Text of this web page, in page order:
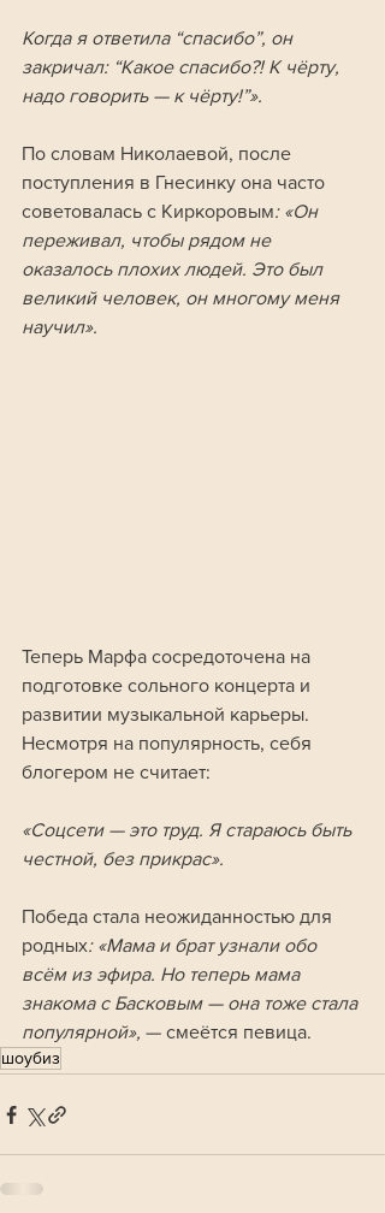
Когда я ответила “спасибо”, он
закричал: “Какое спасибо?! К чёрту,
надо говорить — к чёрту!”».
По словам Николаевой, после
поступления в Гнесинку она часто
советовалась с Киркоровым: «Он
переживал, чтобы рядом не
оказалось плохих людей. Это был
великий человек, он многому меня
научил».
Теперь Марфа сосредоточена на
подготовке сольного концерта и
развитии музыкальной карьеры.
Несмотря на популярность, себя
блогером не считает:
«Соцсети — это труд. Я стараюсь быть
честной, без прикрас».
Победа стала неожиданностью для
родных: «Мама и брат узнали обо
всём из эфира. Но теперь мама
знакома с Басковым — она тоже стала
популярной», — смеётся певица.
шоубиз